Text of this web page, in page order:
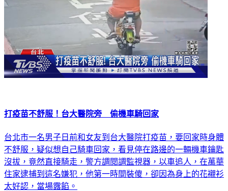
打疫苗不舒服！台大醫院旁 偷機車騎回家
台北市一名男子日前和女友到台大醫院打疫苗，要回家時身體
不舒服，疑似想自己騎車回家，看見停在路邊的一輛機車鑰匙
沒拔，竟然直接騎走，警方調閱調監視器，以車追人，在萬華
住家逮捕到這名嫌犯，他第一時間裝傻，卻因為身上的花襯衫
太好認，當場露餡。